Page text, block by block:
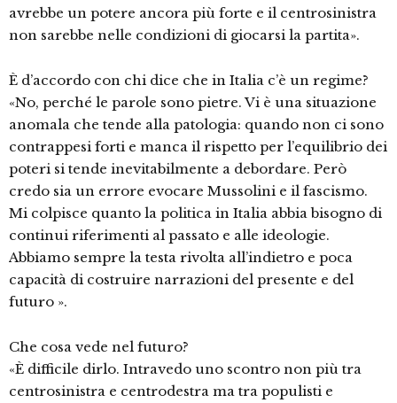
avrebbe un potere ancora più forte e il centrosinistra
non sarebbe nelle condizioni di giocarsi la partita».
È d’accordo con chi dice che in Italia c’è un regime?
«No, perché le parole sono pietre. Vi è una situazione
anomala che tende alla patologia: quando non ci sono
contrappesi forti e manca il rispetto per l’equilibrio dei
poteri si tende inevitabilmente a debordare. Però
credo sia un errore evocare Mussolini e il fascismo.
Mi colpisce quanto la politica in Italia abbia bisogno di
continui riferimenti al passato e alle ideologie.
Abbiamo sempre la testa rivolta all’indietro e poca
capacità di costruire narrazioni del presente e del
futuro ».
Che cosa vede nel futuro?
«È difficile dirlo. Intravedo uno scontro non più tra
centrosinistra e centrodestra ma tra populisti e